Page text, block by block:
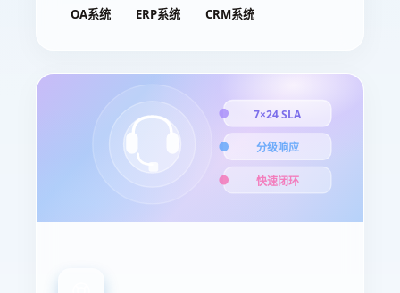
OA系统 ERP系统 CRM系统
7×24 SLA
分级响应
快速闭环